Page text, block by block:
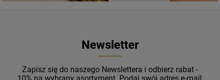
Newsletter
Zapisz się do naszego Newslettera i odbierz rabat -